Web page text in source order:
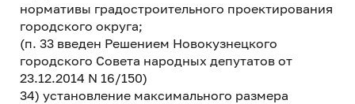
нормативы градостроительного проектирования
городского округа;
(п. 33 введен Решением Новокузнецкого
городского Совета народных депутатов от
23.12.2014 N 16/150)
34) установление максимального размера